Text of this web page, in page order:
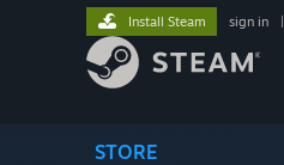
STORE
Install Steam sign in